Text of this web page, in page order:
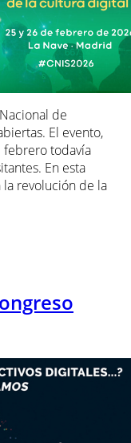
de
El evento,
febrero todavía
En esta
revolución de la